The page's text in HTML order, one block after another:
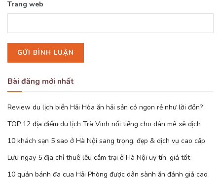
Trang web
Bài đăng mới nhất
Review du lịch biển Hải Hòa ăn hải sản có ngon rẻ như lời đồn?
TOP 12 địa điểm du lịch Trà Vinh nổi tiếng cho dân mê xê dịch
10 khách sạn 5 sao ở Hà Nội sang trọng, đẹp & dịch vụ cao cấp
Lưu ngay 5 địa chỉ thuê lều cắm trại ở Hà Nội uy tín, giá tốt
10 quán bánh đa cua Hải Phòng được dân sành ăn đánh giá cao